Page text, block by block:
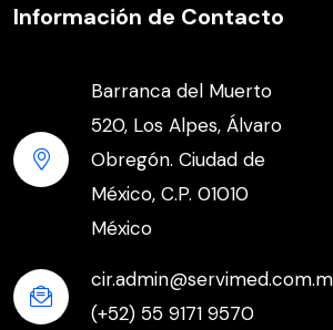
Información de Contacto
Barranca del Muerto
520, Los Alpes, Álvaro
Obregón. Ciudad de
México, C.P. 01010
México
(+52) 55 9171 9570